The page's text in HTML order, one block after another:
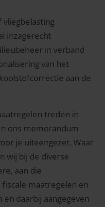
inzagerecht
in verband
van het
aan de
treden in
ons memorandum
je uiteengezet. Waar
wij bij de diverse
aan die
maatregelen en
daarbij aangegeven